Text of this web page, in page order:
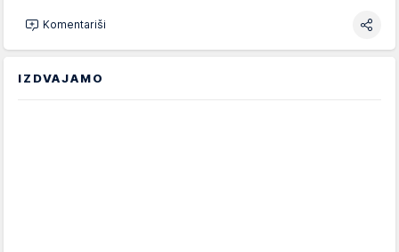
Komentariši
IZDVAJAMO